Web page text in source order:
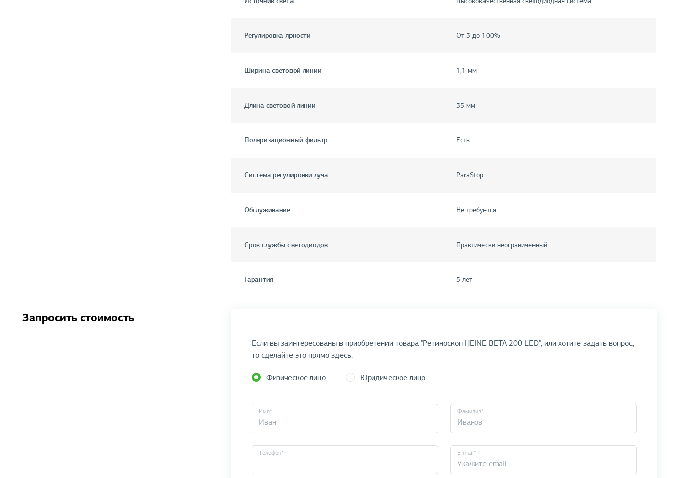
Регулировка яркости От 3 до 100%
Ширина световой линии 1,1 мм
Длина световой линии 35 мм
Поляризационный фильтр Есть
Система регулировки луча ParaStop
Обслуживание Не требуется
Срок службы светодиодов Практически неограниченный
Гарантия 5 лет
Запросить стоимость
Если вы заинтересованы в приобретении товара "Ретиноскоп HEINE BETA 200 LED", или хотите задать вопрос,
то сделайте это прямо здесь:
Физическое лицо Юридическое лицо
Имя* Фамилия*
Телефон* E-mail*